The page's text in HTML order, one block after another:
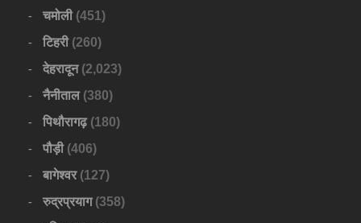
चमोली(451)
टिहरी(260)
देहरादून(2,023)
नैनीताल(380)
पिथौरागढ़(180)
पौड़ी(406)
बागेश्वर(127)
रुद्रप्रयाग(358)